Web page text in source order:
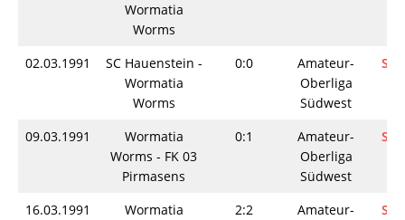
Wormatia
Worms
02.03.1991
SC Hauenstein -
Wormatia
Worms
0:0
Amateur-
Oberliga
Südwest
09.03.1991
Wormatia
Worms - FK 03
Pirmasens
0:1
Amateur-
Oberliga
Südwest
16.03.1991
Wormatia
2:2
Amateur-